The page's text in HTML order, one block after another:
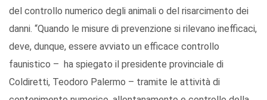
del controllo numerico degli animali o del risarcimento dei
danni. “Quando le misure di prevenzione si rilevano inefficaci,
deve, dunque, essere avviato un efficace controllo
faunistico – ha spiegato il presidente provinciale di
Coldiretti, Teodoro Palermo – tramite le attività di